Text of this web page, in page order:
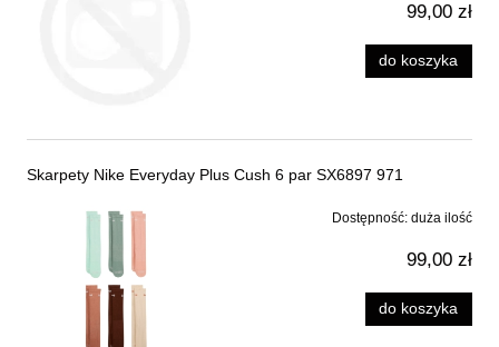
99,00 zł
do koszyka
Skarpety Nike Everyday Plus Cush 6 par SX6897 971
Dostępność: duża ilość
99,00 zł
do koszyka